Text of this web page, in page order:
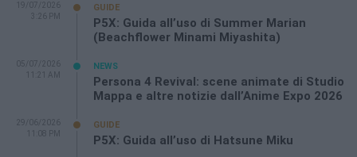
19/07/2026
3:26 PM
GUIDE
P5X: Guida all’uso di Summer Marian
(Beachflower Minami Miyashita)
05/07/2026
11:21 AM
NEWS
Persona 4 Revival: scene animate di Studio
Mappa e altre notizie dall’Anime Expo 2026
29/06/2026
11:08 PM
GUIDE
P5X: Guida all’uso di Hatsune Miku